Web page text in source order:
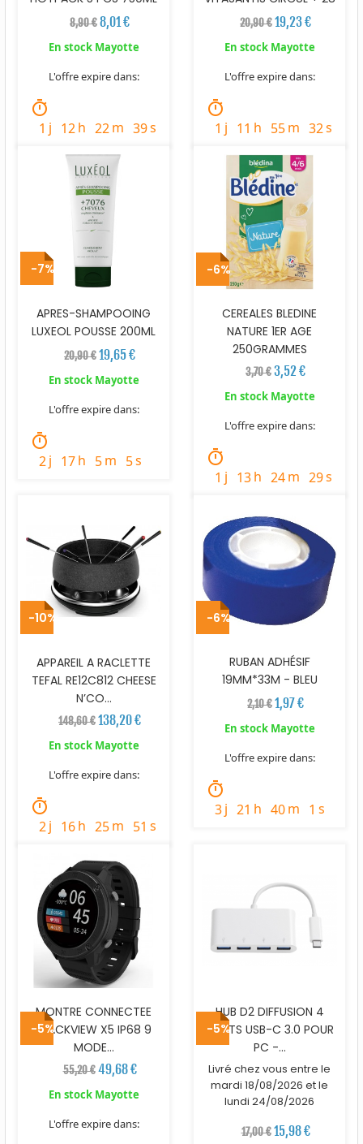
8,90 €8,01 €
En stock Mayotte
L'offre expire dans:
timer
1 j 12h 22m 38s
20,90 €19,23 €
En stock Mayotte
L'offre expire dans:
timer
1 j 11 h 55m 31s
APRES-SHAMPOOING
LUXEOL POUSSE 200ML
20,90 €19,65 €
En stock Mayotte
L'offre expire dans:
timer
2j 17h 5m 4s
CEREALES BLEDINE
NATURE 1ER AGE
250GRAMMES
3,70 €3,52 €
En stock Mayotte
L'offre expire dans:
timer
1 j 13h 24m 28s
-7%
APPAREIL A RACLETTE
TEFAL RE12C812 CHEESE
N’CO...
148,60 €138,20 €
En stock Mayotte
L'offre expire dans:
timer
2j 16h 25m 50 s
-6%
RUBAN ADHÉSIF
19MM*33M - BLEU
2,10 €1,97 €
En stock Mayotte
L'offre expire dans:
timer
3j 21 h 40m 0 s
-10%
MONTRE CONNECTEE
BLACKVIEW X5 IP68 9
MODE...
55,20 € 49,68 €
En stock Mayotte
L'offre expire dans:
-6%
HUB D2 DIFFUSION 4
PORTS USB-C 3.0 POUR
PC -...
Livré chez vous entre le
mardi 18/08/2026 et le
lundi 24/08/2026
17,00 € 15,98 €
-5% -5%